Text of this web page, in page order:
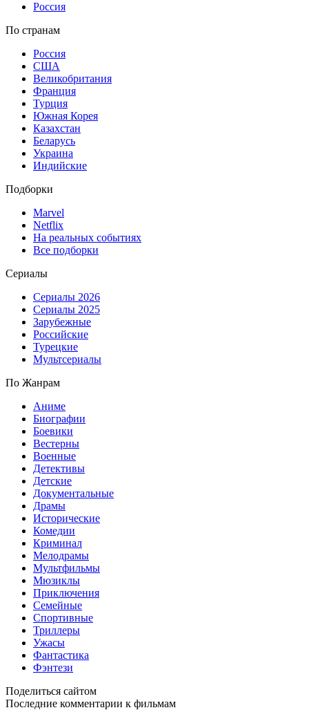
Россия
По странам
Россия
США
Великобритания
Франция
Турция
Южная Корея
Казахстан
Беларусь
Украина
Индийские
Подборки
Marvel
Netflix
На реальных событиях
Все подборки
Сериалы
Сериалы 2026
Сериалы 2025
Зарубежные
Российские
Турецкие
Мультсериалы
По Жанрам
Аниме
Биографии
Боевики
Вестерны
Военные
Детективы
Детские
Документальные
Драмы
Исторические
Комедии
Криминал
Мелодрамы
Мультфильмы
Мюзиклы
Приключения
Семейные
Спортивные
Триллеры
Ужасы
Фантастика
Фэнтези
Поделиться сайтом
Последние комментарии к фильмам